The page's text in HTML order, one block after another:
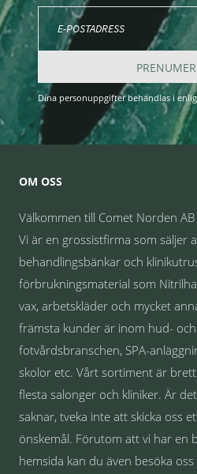
Dina personuppgifter behandlas i
OM OSS
Välkommen till Comet Norden AB
Vi är en grossistfirma som säljer
behandlingsbänkar och
förbrukningsmaterial som
vax, arbetskläder och mycket
främsta kunder är inom hud- och
fotvårdsbranschen, SPA-
skolor etc. Vårt sortiment är
flesta salonger och kliniker. Är
saknar, tveka inte att skicka oss
önskemål. Förutom att vi har en
hemsida kan du även besöka